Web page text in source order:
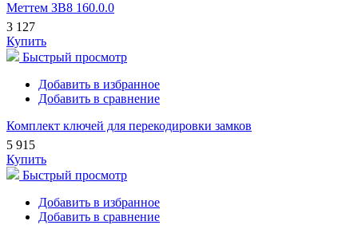
Меттем ЗВ8 160.0.0
3 127
Купить
Быстрый просмотр
Добавить в избранное
Добавить в сравнение
Комплект ключей для перекодировки замков
5 915
Купить
Быстрый просмотр
Добавить в избранное
Добавить в сравнение